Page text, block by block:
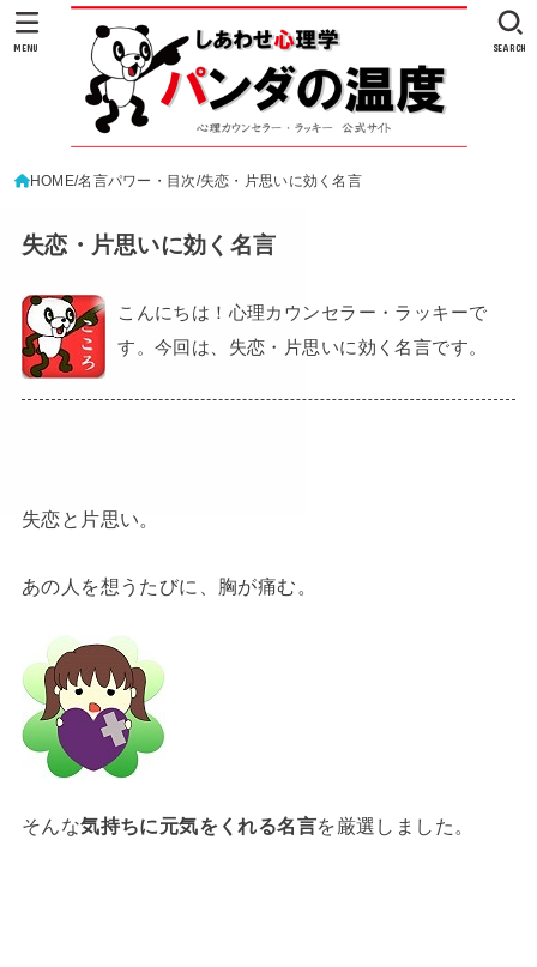
SEARCH
MENU
HOME 名言パワー・目次 失恋・片思いに効く名言
失恋・片思いに効く名言
こんにちは！心理カウンセラー・ラッキーで
す。今回は、失恋・片思いに効く名言です。
失恋と片思い。
あの人を想うたびに、胸が痛む。
そんな気持ちに元気をくれる名言を厳選しました。